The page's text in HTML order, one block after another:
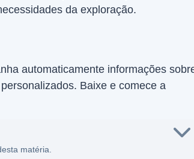
da exploração.
automaticamente informações
Baixe e comece a
matéria.